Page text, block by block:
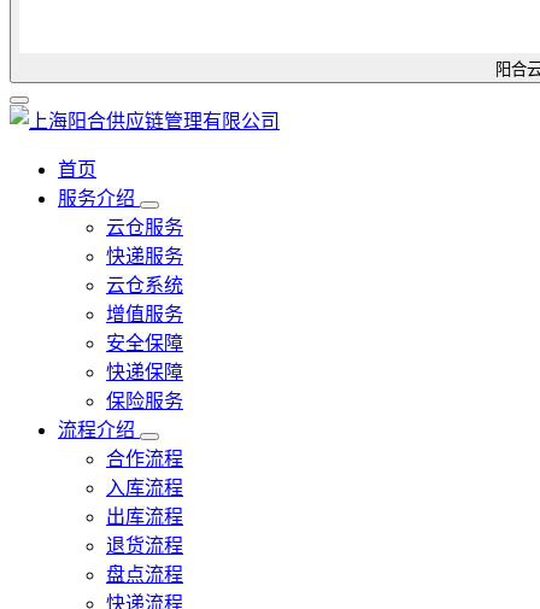
阳合
首页
服务介绍
云仓服务
快递服务
云仓系统
增值服务
安全保障
快递保障
保险服务
流程介绍
合作流程
入库流程
出库流程
退货流程
盘点流程
快递流程